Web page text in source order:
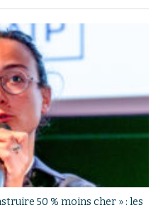
50 % moins cher » : les